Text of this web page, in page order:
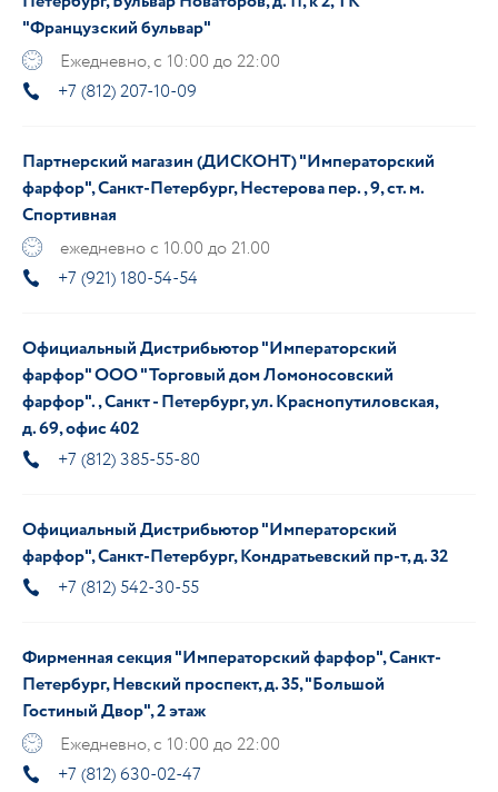
"Французский бульвар"
Ежедневно, с 10:00 до 22:00
+7 (812) 207-10-09
Партнерский магазин (ДИСКОНТ) "Императорский
фарфор", Санкт-Петербург, Нестерова пер., 9, ст. м.
Спортивная
ежедневно с 10.00 до 21.00
+7 (921) 180-54-54
Официальный Дистрибьютор "Императорский
фарфор" ООО "Торговый дом Ломоносовский
фарфор"., Санкт - Петербург, ул. Краснопутиловская,
д. 69, офис 402
+7 (812) 385-55-80
Официальный Дистрибьютор "Императорский
фарфор", Санкт-Петербург, Кондратьевский пр-т, д. 32
+7 (812) 542-30-55
Фирменная секция "Императорский фарфор", Санкт-
Петербург, Невский проспект, д. 35, "Большой
Гостиный Двор", 2 этаж
Ежедневно, с 10:00 до 22:00
+7 (812) 630-02-47